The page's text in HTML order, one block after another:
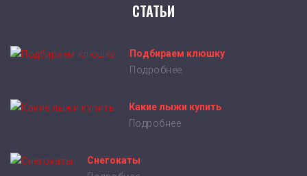
СТАТЬИ
Подбираем клюшку
Подробнее
Какие лыжи купить
Подробнее
Снегокаты